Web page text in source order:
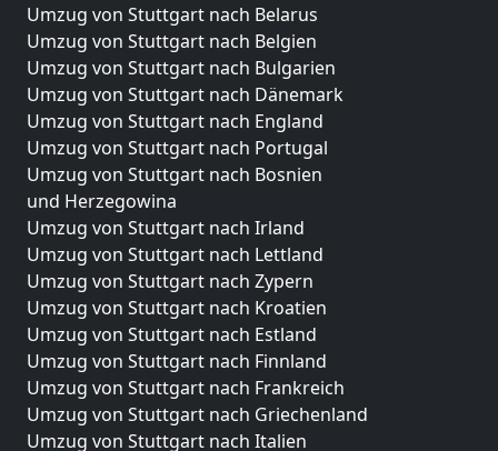
Umzug von Stuttgart nach Belarus
Umzug von Stuttgart nach Belgien
Umzug von Stuttgart nach Bulgarien
Umzug von Stuttgart nach Dänemark
Umzug von Stuttgart nach England
Umzug von Stuttgart nach Portugal
Umzug von Stuttgart nach Bosnien
und Herzegowina
Umzug von Stuttgart nach Irland
Umzug von Stuttgart nach Lettland
Umzug von Stuttgart nach Zypern
Umzug von Stuttgart nach Kroatien
Umzug von Stuttgart nach Estland
Umzug von Stuttgart nach Finnland
Umzug von Stuttgart nach Frankreich
Umzug von Stuttgart nach Griechenland
Umzug von Stuttgart nach Italien